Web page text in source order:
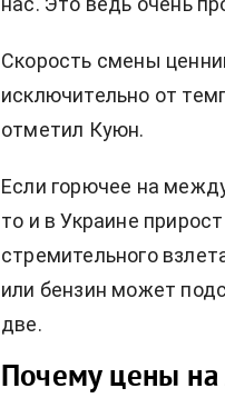
Скорость смены
исключительно от
отметил Куюн.
Если горючее на
то и в Украине
стремительного
или бензин может
две.
Почему цены